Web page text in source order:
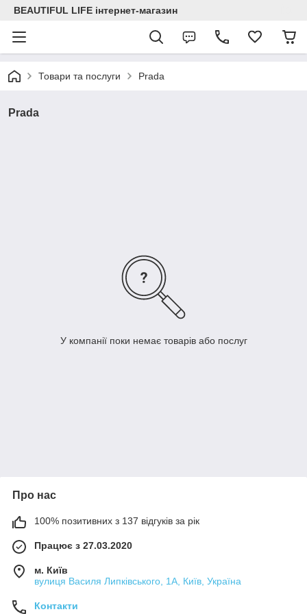
BEAUTIFUL LIFE інтернет-магазин
Товари та послуги Prada
Prada
У компанії поки немає товарів або послуг
Про нас
100% позитивних з 137 відгуків за рік
Працює з 27.03.2020
м. Київ
вулиця Василя Липківського, 1А, Київ, Україна
Контакти